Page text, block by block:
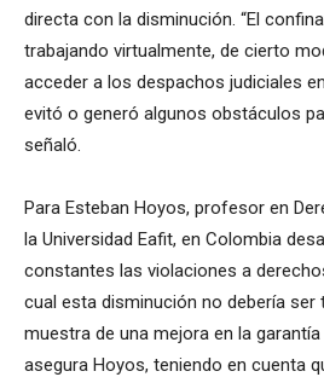
directa con la disminución. “El
trabajando virtualmente, de cierto
acceder a los despachos judiciales
evitó o generó algunos obstáculos
señaló.
Para Esteban Hoyos, profesor en
la Universidad Eafit, en Colombia
constantes las violaciones a
cual esta disminución no debería
muestra de una mejora en la
asegura Hoyos, teniendo en cuenta